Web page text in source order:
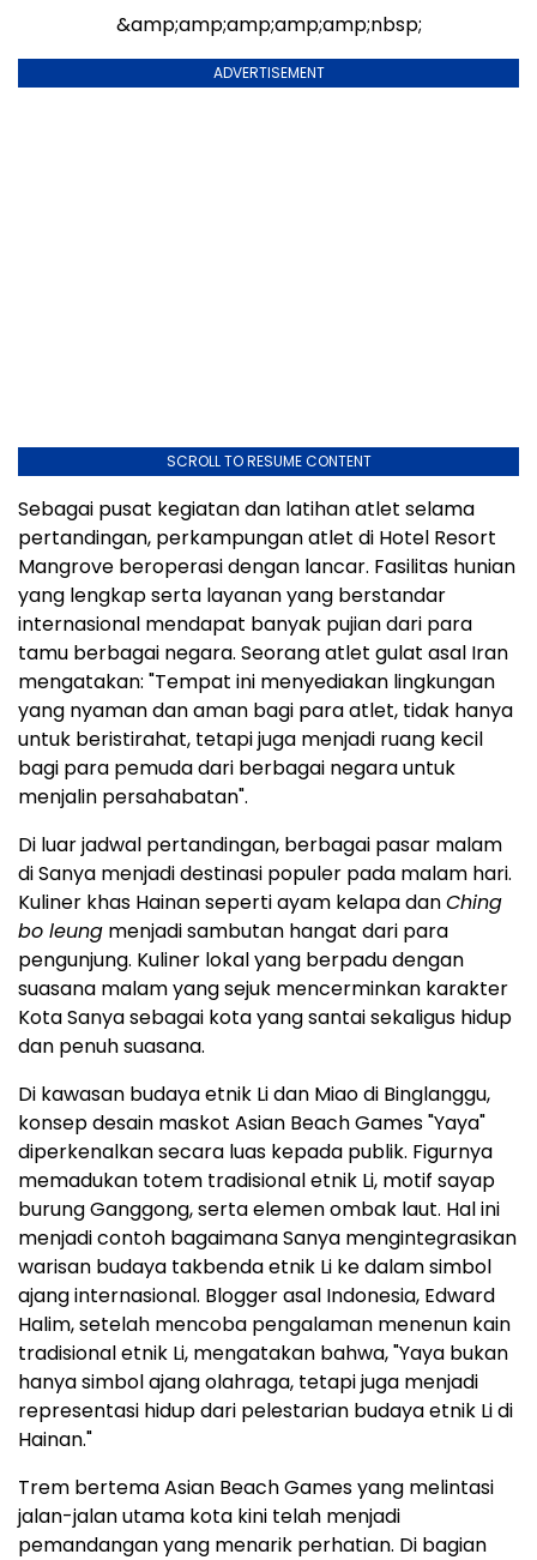
&amp;amp;amp;amp;amp;nbsp;
ADVERTISEMENT
SCROLL TO RESUME CONTENT
Sebagai pusat kegiatan dan latihan atlet selama
pertandingan, perkampungan atlet di Hotel Resort
Mangrove beroperasi dengan lancar. Fasilitas hunian
yang lengkap serta layanan yang berstandar
internasional mendapat banyak pujian dari para
tamu berbagai negara. Seorang atlet gulat asal Iran
mengatakan: "Tempat ini menyediakan lingkungan
yang nyaman dan aman bagi para atlet, tidak hanya
untuk beristirahat, tetapi juga menjadi ruang kecil
bagi para pemuda dari berbagai negara untuk
menjalin persahabatan".
Di luar jadwal pertandingan, berbagai pasar malam
di Sanya menjadi destinasi populer pada malam hari.
Kuliner khas Hainan seperti ayam kelapa danChing
bo leung menjadi sambutan hangat dari para
pengunjung. Kuliner lokal yang berpadu dengan
suasana malam yang sejuk mencerminkan karakter
Kota Sanya sebagai kota yang santai sekaligus hidup
dan penuh suasana.
Di kawasan budaya etnik Li dan Miao di Binglanggu,
konsep desain maskot Asian Beach Games "Yaya"
diperkenalkan secara luas kepada publik. Figurnya
memadukan totem tradisional etnik Li, motif sayap
burung Ganggong, serta elemen ombak laut. Hal ini
menjadi contoh bagaimana Sanya mengintegrasikan
warisan budaya takbenda etnik Li ke dalam simbol
ajang internasional. Blogger asal Indonesia, Edward
Halim, setelah mencoba pengalaman menenun kain
tradisional etnik Li, mengatakan bahwa, "Yaya bukan
hanya simbol ajang olahraga, tetapi juga menjadi
representasi hidup dari pelestarian budaya etnik Li di
Hainan."
Trem bertema Asian Beach Games yang melintasi
jalan-jalan utama kota kini telah menjadi
pemandangan yang menarik perhatian. Di bagian